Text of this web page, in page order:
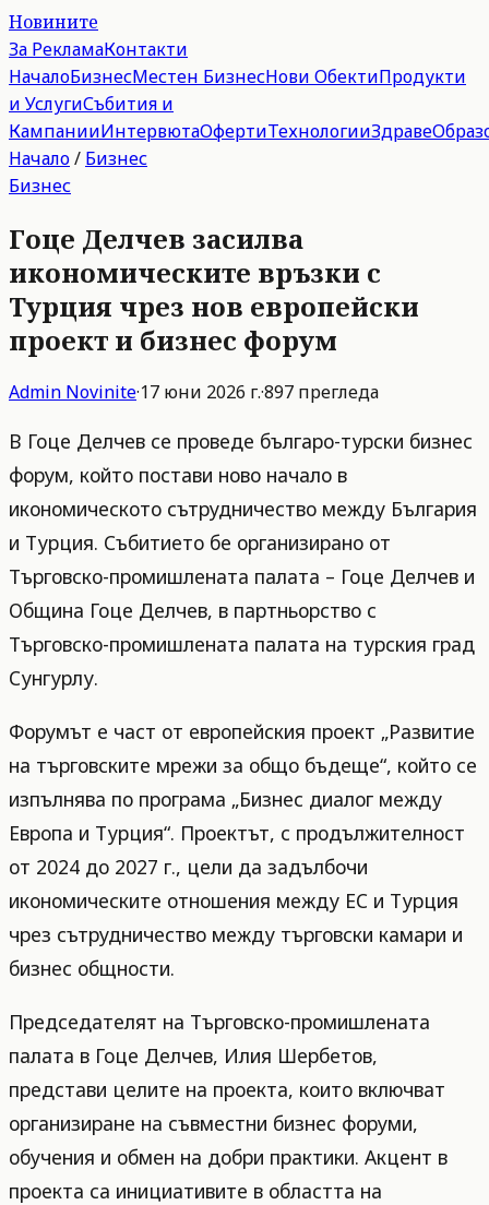
Новините
За РекламаКонтакти
НачалоБизнесМестен БизнесНови ОбектиПродукти
и УслугиСъбития и
КампанииИнтервютаОфертиТехнологииЗдраве
Начало/ Бизнес
Бизнес
Гоце Делчев засилва
икономическите връзки с
Турция чрез нов европейски
проект и бизнес форум
Admin Novinite·17 юни 2026 г.·897 прегледа
В Гоце Делчев се проведе българо-турски бизнес
форум, който постави ново начало в
икономическото сътрудничество между България
и Турция. Събитието бе организирано от
Търговско-промишлената палата – Гоце Делчев и
Община Гоце Делчев, в партньорство с
Търговско-промишлената палата на турския град
Сунгурлу.
Форумът е част от европейския проект „Развитие
на търговските мрежи за общо бъдеще“, който се
изпълнява по програма „Бизнес диалог между
Европа и Турция“. Проектът, с продължителност
от 2024 до 2027 г., цели да задълбочи
икономическите отношения между ЕС и Турция
чрез сътрудничество между търговски камари и
бизнес общности.
Председателят на Търговско-промишлената
палата в Гоце Делчев, Илия Шербетов,
представи целите на проекта, които включват
организиране на съвместни бизнес форуми,
обучения и обмен на добри практики. Акцент в
проекта са инициативите в областта на